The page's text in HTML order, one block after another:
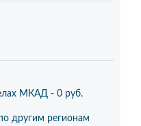
МКАД - 0 руб.
другим регионам